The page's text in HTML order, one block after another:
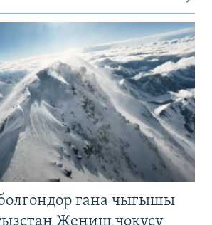
гана чыгышы
Жеңиш чокусу